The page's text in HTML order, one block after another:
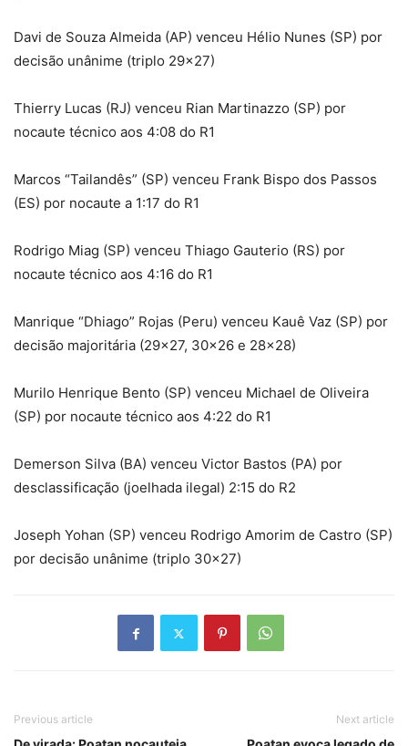
Davi de Souza Almeida (AP) venceu Hélio Nunes (SP) por
decisão unânime (triplo 29×27)
Thierry Lucas (RJ) venceu Rian Martinazzo (SP) por
nocaute técnico aos 4:08 do R1
Marcos “Tailandês” (SP) venceu Frank Bispo dos Passos
(ES) por nocaute a 1:17 do R1
Rodrigo Miag (SP) venceu Thiago Gauterio (RS) por
nocaute técnico aos 4:16 do R1
Manrique “Dhiago” Rojas (Peru) venceu Kauê Vaz (SP) por
decisão majoritária (29×27, 30×26 e 28×28)
Murilo Henrique Bento (SP) venceu Michael de Oliveira
(SP) por nocaute técnico aos 4:22 do R1
Demerson Silva (BA) venceu Victor Bastos (PA) por
desclassificação (joelhada ilegal) 2:15 do R2
Joseph Yohan (SP) venceu Rodrigo Amorim de Castro (SP)
por decisão unânime (triplo 30×27)
Previous article Next article